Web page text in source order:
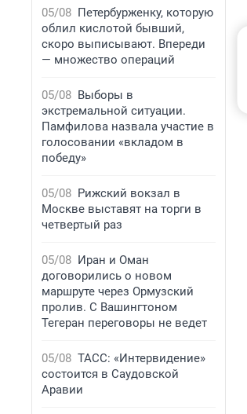
05/08 Петербурженку, которую
облил кислотой бывший,
скоро выписывают. Впереди
— множество операций
05/08 Выборы в
экстремальной ситуации.
Памфилова назвала участие в
голосовании «вкладом в
победу»
05/08 Рижский вокзал в
Москве выставят на торги в
четвертый раз
05/08 Иран и Оман
договорились о новом
маршруте через Ормузский
пролив. С Вашингтоном
Тегеран переговоры не ведет
05/08 ТАСС: «Интервидение»
состоится в Саудовской
Аравии